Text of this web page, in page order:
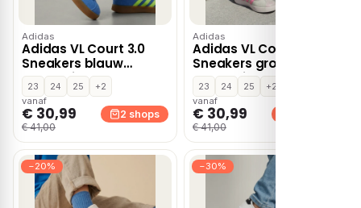
Adidas
Adidas VL Court 3.0
Sneakers blauw
Synthetisch
23 24 25
+2
vanaf
€ 30,99
€ 41,00
2 shops
Adidas
Adidas VL Court 3.0
Sneakers groen
Synthetisch
23 24 25
+2
vanaf
€ 30,99
€ 41,00
−20% −30%